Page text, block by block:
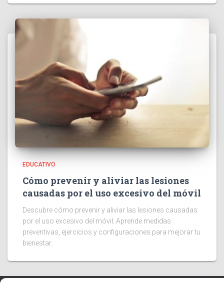
EDUCATIVO
Cómo prevenir y aliviar las lesiones
causadas por el uso excesivo del móvil
Descubre cómo prevenir y aliviar las lesiones causadas
por el uso excesivo del móvil. Aprende medidas
preventivas, ejercicios y configuraciones para mejorar tu
bienestar.